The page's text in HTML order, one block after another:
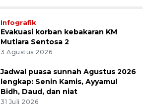
Infografik
Evakuasi korban kebakaran KM
Mutiara Sentosa 2
3 Agustus 2026
Jadwal puasa sunnah Agustus 2026
lengkap: Senin Kamis, Ayyamul
Bidh, Daud, dan niat
31 Juli 2026